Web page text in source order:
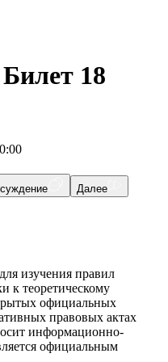
18
Далее
изучения правил
к теоретическому
официальных
правовых актах
информационно-
официальным